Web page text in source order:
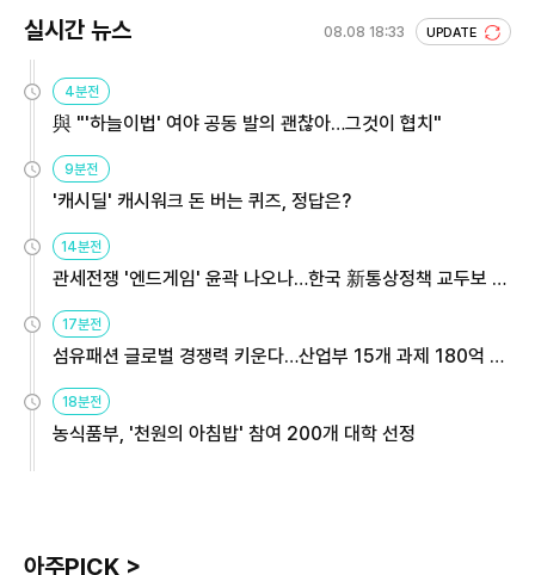
실시간 뉴스 08.08 18:33 UPDATE
4분전
與 "'하늘이법' 여야 공동 발의 괜찮아…그것이 협치"
9분전
'캐시딜' 캐시워크 돈 버는 퀴즈, 정답은?
14분전
관세전쟁 '엔드게임' 윤곽 나오나…한국 新통상정책 교두보 활
용해야
17분전
섬유패션 글로벌 경쟁력 키운다…산업부 15개 과제 180억 지
원
18분전
농식품부, '천원의 아침밥' 참여 200개 대학 선정
아주PICK >